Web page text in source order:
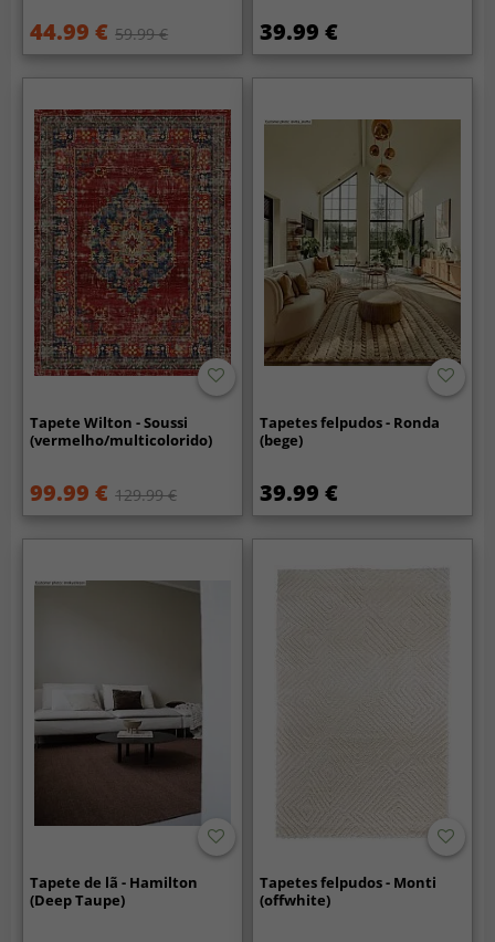
44.99 € 59.99 € 39.99 €
Tapete Wilton - Soussi
(vermelho/multicolorido)
99.99 € 129.99 €
Tapetes felpudos - Ronda
(bege)
39.99 €
Tapete de lã - Hamilton
(Deep Taupe)
Tapetes felpudos - Monti
(offwhite)